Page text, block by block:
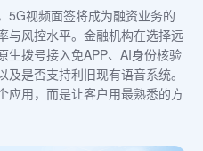
5G视频面签将成为融资业务的
与风控水平。金融机构在选择远
生拨号接入免APP、AI身份核验
是否支持利旧现有语音系统。
应用，而是让客户用最熟悉的方